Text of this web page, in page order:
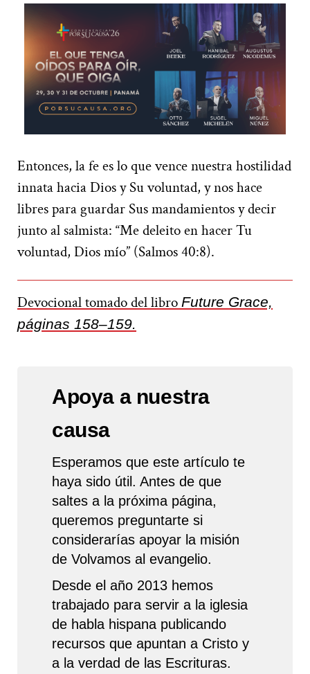
Entonces, la fe es lo que vence nuestra hostilidad
innata hacia Dios y Su voluntad, y nos hace
libres para guardar Sus mandamientos y decir
junto al salmista: “Me deleito en hacer Tu
voluntad, Dios mío” (Salmos 40:8).
Devocional tomado del libro Future Grace,
páginas 158–159.
Apoya a nuestra
causa
Esperamos que este artículo te
haya sido útil. Antes de que
saltes a la próxima página,
queremos preguntarte si
considerarías apoyar la misión
de Volvamos al evangelio.
Desde el año 2013 hemos
trabajado para servir a la iglesia
de habla hispana publicando
recursos que apuntan a Cristo y
a la verdad de las Escrituras.